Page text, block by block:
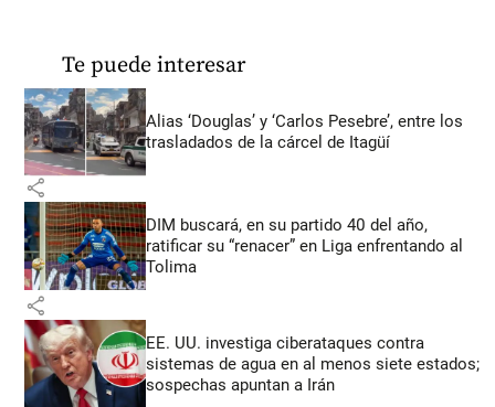
Te puede interesar
Alias ‘Douglas’ y ‘Carlos Pesebre’, entre los
trasladados de la cárcel de Itagüí
share
DIM buscará, en su partido 40 del año,
ratificar su “renacer” en Liga enfrentando al
Tolima
share
EE. UU. investiga ciberataques contra
sistemas de agua en al menos siete estados;
sospechas apuntan a Irán